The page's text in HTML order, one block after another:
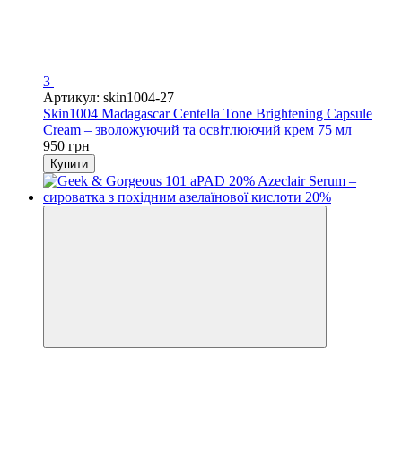
3
Артикул: skin1004-27
Skin1004 Madagascar Centella Tone Brightening Capsule
Cream – зволожуючий та освітлюючий крем 75 мл
950 грн
Купити